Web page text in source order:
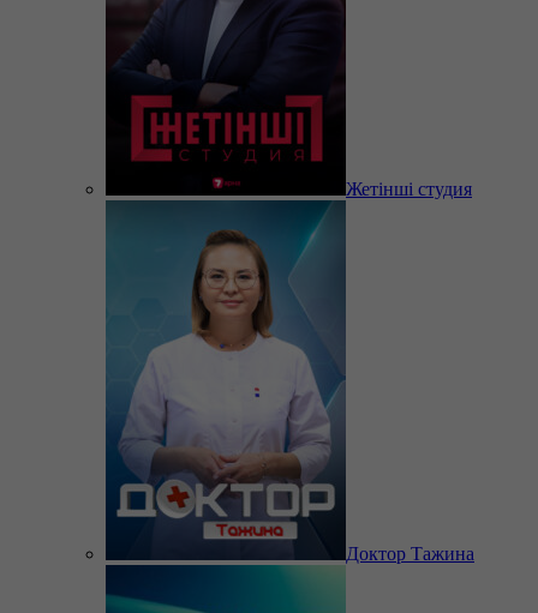
Жетінші студия
Доктор Тажина